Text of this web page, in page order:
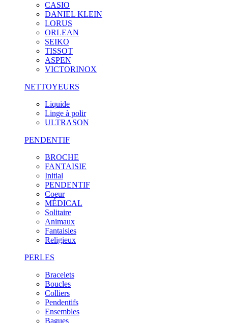
CASIO
DANIEL KLEIN
LORUS
ORLEAN
SEIKO
TISSOT
ASPEN
VICTORINOX
NETTOYEURS
Liquide
Linge à polir
ULTRASON
PENDENTIF
BROCHE
FANTAISIE
Initial
PENDENTIF
Coeur
MÉDICAL
Solitaire
Animaux
Fantaisies
Religieux
PERLES
Bracelets
Boucles
Colliers
Pendentifs
Ensembles
Bagues